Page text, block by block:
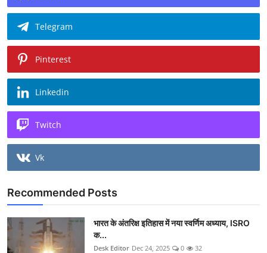
Telegram
Pinterest
Linkedin
Twitch
Vk
Recommended Posts
भारत के अंतरिक्ष इतिहास में नया स्वर्णिम अध्याय, ISRO
क...
Desk Editor Dec 24, 2025 0 32